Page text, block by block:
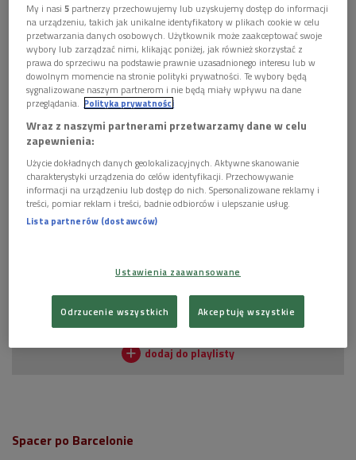
W Dwójce porozmawialiśmy o Barcelonie
Autorka zapoznaje także czytelników z fascynującą
architekturą Gaudíego, opowiada o znaczeniu kolorów w
sztuce i modzie hiszpańskiej. Wyrusza na spacer śladami
Picassa i Hemingwaya. Objaśnia,co miasto to oferuje latem i
wiosną, a co można tu robić zimą i jesienią
Spacer po Barcelonie
My i nasi5 partnerzy przechowujemy lub uzyskujemy dostęp do informacji
na urządzeniu, takich jak unikalne identyfikatory w plikach cookie w celu
przetwarzania danych osobowych. Użytkownik może zaakceptować swoje
wybory lub zarządzać nimi, klikając poniżej, jak również skorzystać z
prawa do sprzeciwu na podstawie prawnie uzasadnionego interesu lub w
dowolnym momencie na stronie polityki prywatności. Te wybory będą
sygnalizowane naszym partnerom i nie będą miały wpływu na dane
przeglądania. Polityka prywatności
Wraz z naszymi partnerami przetwarzamy dane w celu
zapewnienia:
Użycie dokładnych danych geolokalizacyjnych. Aktywne skanowanie
charakterystyki urządzenia do celów identyfikacji. Przechowywanie
informacji na urządzeniu lub dostęp do nich. Spersonalizowane reklamy i
treści, pomiar reklam i treści, badnie odbiorców i ulepszanie usług.
Lista partnerów (dostawców)
Ustawienia zaawansowane
Odrzucenie wszystkich Akceptuję wszystkie